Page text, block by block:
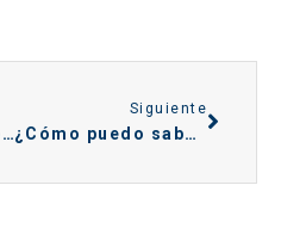
¿Cuándo prescribe deuda Asnef? ¡Te explicamos!
Siguiente
¿Cómo puedo saber si estoy en el ASNEF? Te decimos el proceso